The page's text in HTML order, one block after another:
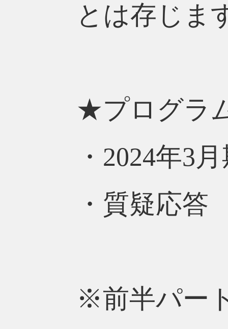
とは存じま
★プログラ
・2024年3
・質疑応答
※前半パー